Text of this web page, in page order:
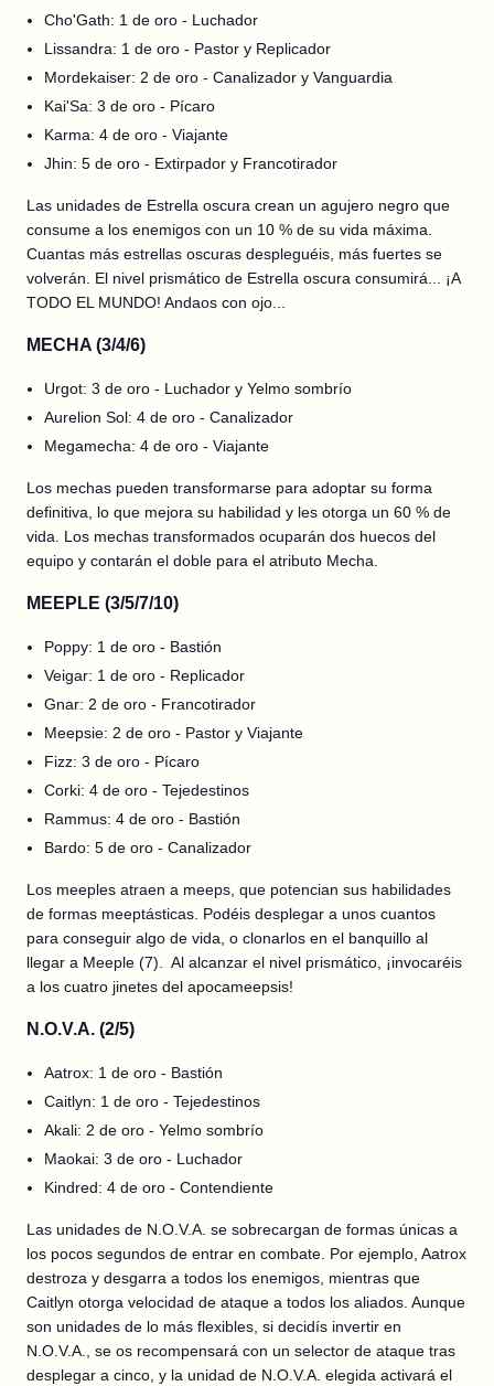
Cho'Gath: 1 de oro - Luchador
Lissandra: 1 de oro - Pastor y Replicador
Mordekaiser: 2 de oro - Canalizador y Vanguardia
Kai'Sa: 3 de oro - Pícaro
Karma: 4 de oro - Viajante
Jhin: 5 de oro - Extirpador y Francotirador
Las unidades de Estrella oscura crean un agujero negro que
consume a los enemigos con un 10 % de su vida máxima.
Cuantas más estrellas oscuras despleguéis, más fuertes se
volverán. El nivel prismático de Estrella oscura consumirá... ¡A
TODO EL MUNDO! Andaos con ojo...
MECHA (3/4/6)
Urgot: 3 de oro - Luchador y Yelmo sombrío
Aurelion Sol: 4 de oro - Canalizador
Megamecha: 4 de oro - Viajante
Los mechas pueden transformarse para adoptar su forma
definitiva, lo que mejora su habilidad y les otorga un 60 % de
vida. Los mechas transformados ocuparán dos huecos del
equipo y contarán el doble para el atributo Mecha.
MEEPLE (3/5/7/10)
Poppy: 1 de oro - Bastión
Veigar: 1 de oro - Replicador
Gnar: 2 de oro - Francotirador
Meepsie: 2 de oro - Pastor y Viajante
Fizz: 3 de oro - Pícaro
Corki: 4 de oro - Tejedestinos
Rammus: 4 de oro - Bastión
Bardo: 5 de oro - Canalizador
Los meeples atraen a meeps, que potencian sus habilidades
de formas meeptásticas. Podéis desplegar a unos cuantos
para conseguir algo de vida, o clonarlos en el banquillo al
llegar a Meeple (7). Al alcanzar el nivel prismático, ¡invocaréis
a los cuatro jinetes del apocameepsis!
N.O.V.A. (2/5)
Aatrox: 1 de oro - Bastión
Caitlyn: 1 de oro - Tejedestinos
Akali: 2 de oro - Yelmo sombrío
Maokai: 3 de oro - Luchador
Kindred: 4 de oro - Contendiente
Las unidades de N.O.V.A. se sobrecargan de formas únicas a
los pocos segundos de entrar en combate. Por ejemplo, Aatrox
destroza y desgarra a todos los enemigos, mientras que
Caitlyn otorga velocidad de ataque a todos los aliados. Aunque
son unidades de lo más flexibles, si decidís invertir en
N.O.V.A., se os recompensará con un selector de ataque tras
desplegar a cinco, y la unidad de N.O.V.A. elegida activará el